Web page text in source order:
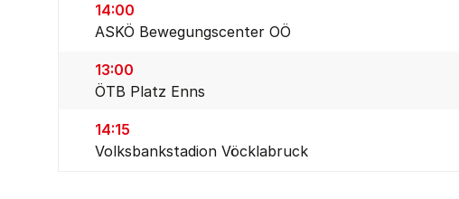
14:00
ASKÖ Bewegungscenter OÖ
13:00
ÖTB Platz Enns
14:15
Volksbankstadion Vöcklabruck